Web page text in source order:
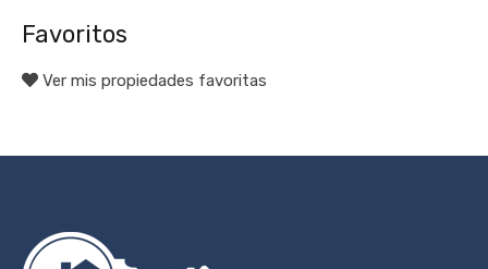
Favoritos
Ver mis propiedades favoritas